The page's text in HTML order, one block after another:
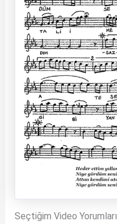
Seçtiğim Video Yorumları